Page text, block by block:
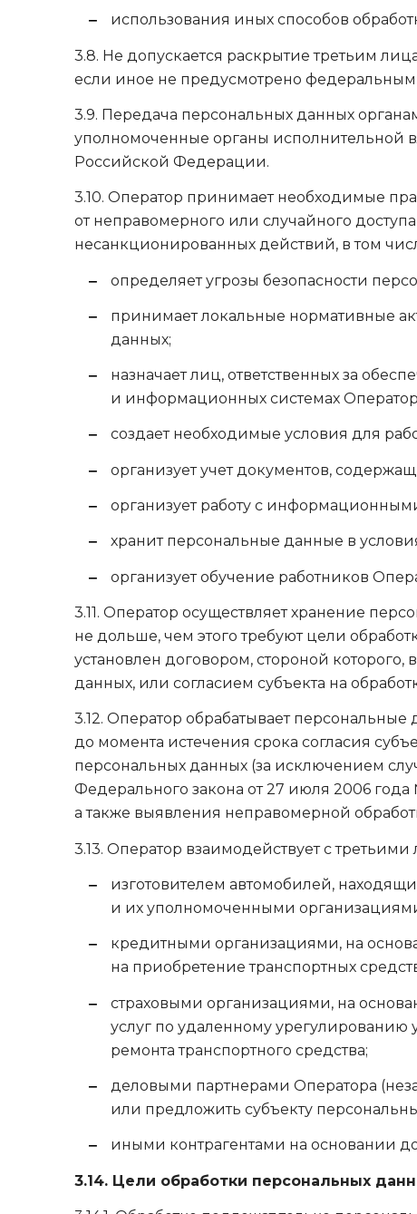
использования иных способов
3.8. Не допускается раскрытие третьим
если иное не предусмотрено федеральным
3.9. Передача персональных данных
уполномоченные органы исполнительной
Российской Федерации.
3.10. Оператор принимает необходимые
от неправомерного или случайного
несанкционированных действий, в том
определяет угрозы безопасности
принимает локальные нормативные
данных;
назначает лиц, ответственных за
и информационных системах
создает необходимые условия для
организует учет документов,
организует работу с
хранит персональные данные в
организует обучение работников
3.11. Оператор осуществляет хранение
не дольше, чем этого требуют цели
установлен договором, стороной
данных, или согласием субъекта на
3.12. Оператор обрабатывает
до момента истечения срока согласия
персональных данных (за исключением
Федерального закона от 27 июля 2006
а также выявления неправомерной
3.13. Оператор взаимодействует с
изготовителем автомобилей,
и их уполномоченными
кредитными организациями, на
на приобретение транспортных
страховыми организациями, на
услуг по удаленному урегулированию
ремонта транспортного средства;
деловыми партнерами Оператора
или предложить субъекту
иными контрагентами на основании
3.14. Цели обработки персональных